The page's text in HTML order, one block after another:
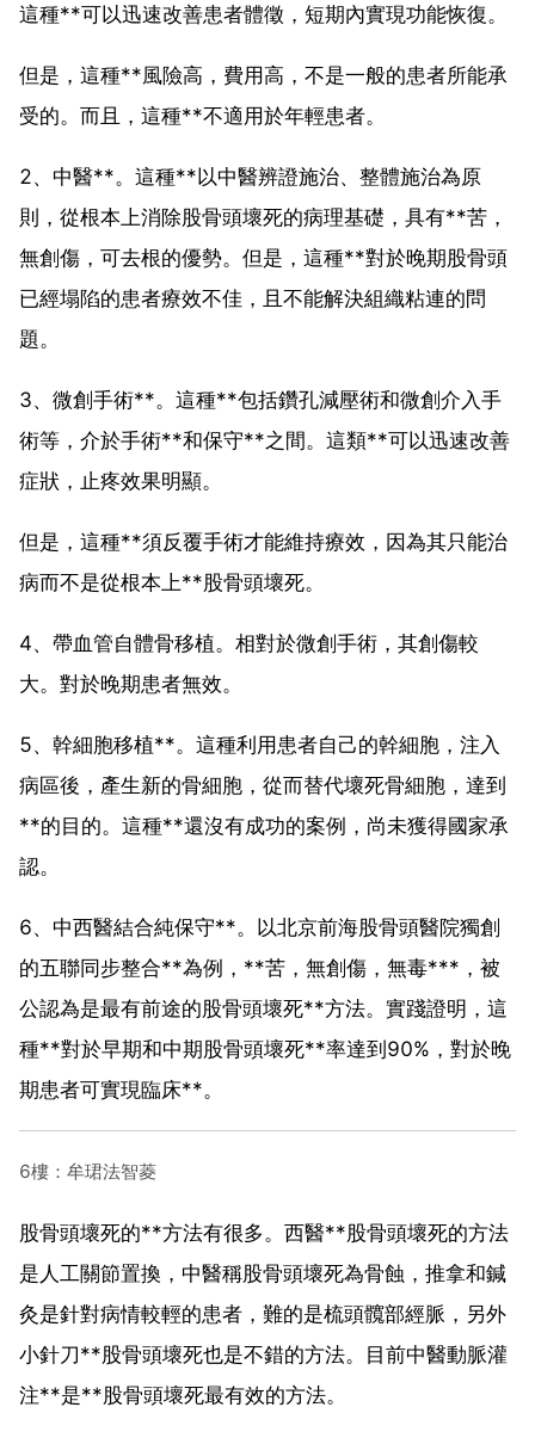
這種**可以迅速改善患者體徵，短期內實現功能恢復。
但是，這種**風險高，費用高，不是一般的患者所能承
受的。而且，這種**不適用於年輕患者。
2、中醫**。這種**以中醫辨證施治、整體施治為原
則，從根本上消除股骨頭壞死的病理基礎，具有**苦，
無創傷，可去根的優勢。但是，這種**對於晚期股骨頭
已經塌陷的患者療效不佳，且不能解決組織粘連的問
題。
3、微創手術**。這種**包括鑽孔減壓術和微創介入手
術等，介於手術**和保守**之間。這類**可以迅速改善
症狀，止疼效果明顯。
但是，這種**須反覆手術才能維持療效，因為其只能治
病而不是從根本上**股骨頭壞死。
4、帶血管自體骨移植。相對於微創手術，其創傷較
大。對於晚期患者無效。
5、幹細胞移植**。這種利用患者自己的幹細胞，注入
病區後，產生新的骨細胞，從而替代壞死骨細胞，達到
**的目的。這種**還沒有成功的案例，尚未獲得國家承
認。
6、中西醫結合純保守**。以北京前海股骨頭醫院獨創
的五聯同步整合**為例，**苦，無創傷，無毒***，被
公認為是最有前途的股骨頭壞死**方法。實踐證明，這
種**對於早期和中期股骨頭壞死**率達到90%，對於晚
期患者可實現臨床**。
6樓：牟珺法智菱
股骨頭壞死的**方法有很多。西醫**股骨頭壞死的方法
是人工關節置換，中醫稱股骨頭壞死為骨蝕，推拿和鍼
灸是針對病情較輕的患者，難的是梳頭髖部經脈，另外
小針刀**股骨頭壞死也是不錯的方法。目前中醫動脈灌
注**是**股骨頭壞死最有效的方法。